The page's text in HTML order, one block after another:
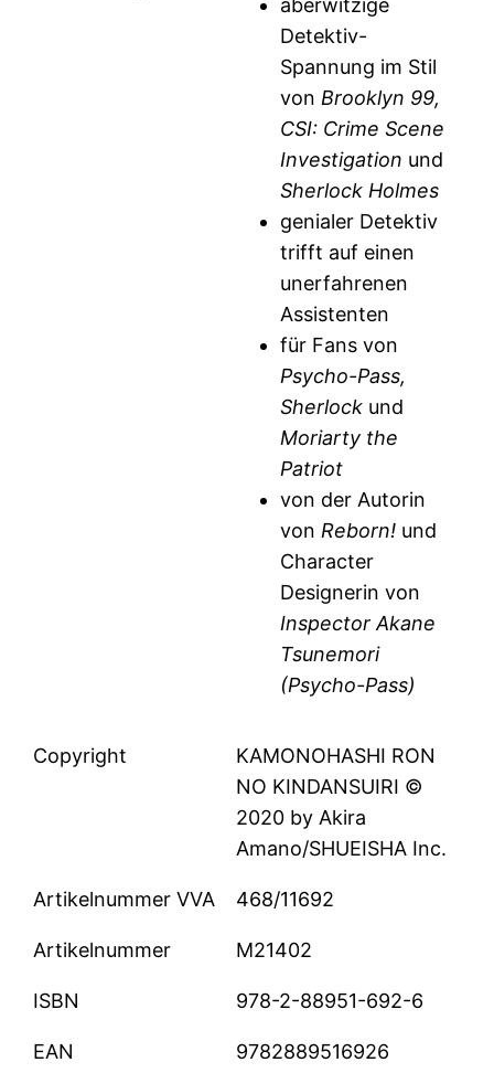
aberwitzige
Detektiv-
Spannung im Stil
von Brooklyn 99,
CSI: Crime Scene
Investigation und
Sherlock Holmes
genialer Detektiv
trifft auf einen
unerfahrenen
Assistenten
für Fans von
Psycho-Pass,
Sherlock und
Moriarty the
Patriot
von der Autorin
von Reborn! und
Character
Designerin von
Inspector Akane
Tsunemori
(Psycho-Pass)
Copyright
KAMONOHASHI RON
NO KINDANSUIRI ©
2020 by Akira
Amano/SHUEISHA Inc.
Artikelnummer VVA 468/11692
Artikelnummer M21402
ISBN 978-2-88951-692-6
EAN 9782889516926